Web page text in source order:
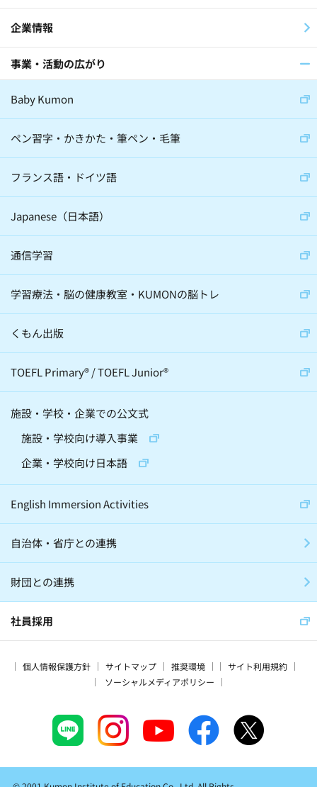
企業情報
事業・活動の広がり
Baby Kumon
ペン習字・かきかた・筆ペン・毛筆
フランス語・ドイツ語
Japanese（日本語）
通信学習
学習療法・脳の健康教室・KUMONの脳トレ
くもん出版
TOEFL Primary®/TOEFL Junior®
施設・学校・企業での公文式
施設・学校向け導入事業
企業・学校向け日本語
English Immersion Activities
自治体・省庁との連携
財団との連携
社員採用
個人情報保護方針 サイトマップ 推奨環境
サイト利用規約
ソーシャルメディアポリシー